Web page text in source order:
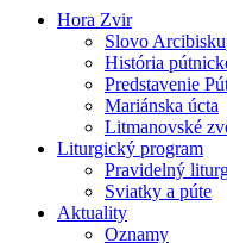
Hora Zvir
Slovo
História
Predstavenie
Mariánska úcta
Litmanovské
Liturgický program
Pravidelný
Sviatky a púte
Aktuality
Oznamy